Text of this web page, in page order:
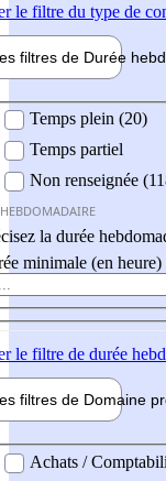
le filtre du type de
filtres de Durée
Temps plein (20)
Temps partiel
Non renseignée
la durée
minimale (en heure)
le filtre de durée
filtres de Domaine
professionel
Achats /